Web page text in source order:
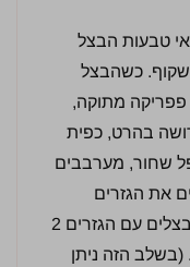
טבעות הבצל
כשהבצל
פפריקה מתוקה,
בהרט, כפית
שחור, מערבבים
את הגזרים
ומערבבים. מבשלים את הבצלים עם הגזרים 2
הזה ניתן